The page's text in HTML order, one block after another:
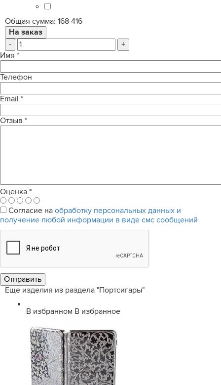
Общая сумма: 168 416
-
+
Имя *
Телефон
Email *
Отзыв *
Оценка *
Согласие на обработку персональных данных и
получение любой информации в виде смс сообщений
Еще изделия из раздела "Портсигары"
В избранном В избранное